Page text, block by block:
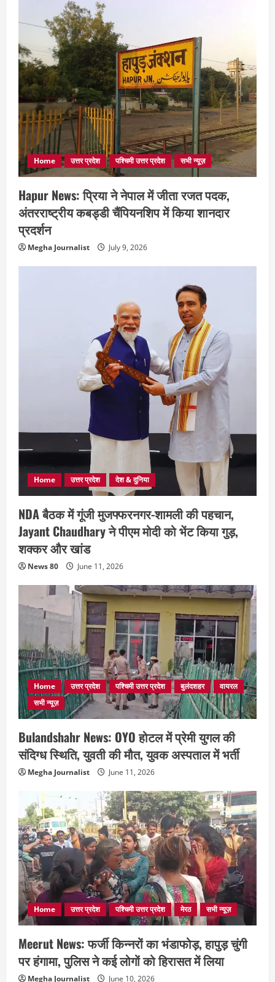
Home उत्तर प्रदेश पश्चिमी उत्तर प्रदेश सभी न्यूज़
Hapur News: प्रिया ने नेपाल में जीता रजत पदक,
अंतरराष्ट्रीय कबड्डी चैंपियनशिप में किया शानदार
प्रदर्शन
Megha Journalist July 9, 2026
Home उत्तर प्रदेश देश & दुनिया
NDA बैठक में गूंजी मुजफ्फरनगर-शामली की पहचान,
Jayant Chaudhary ने पीएम मोदी को भेंट किया गुड़,
शक्कर और खांड
News 80 June 11, 2026
Home उत्तर प्रदेश पश्चिमी उत्तर प्रदेश बुलंदशहर
वायरल
सभी न्यूज़
Bulandshahr News: OYO होटल में प्रेमी युगल की
संदिग्ध स्थिति, युवती की मौत, युवक अस्पताल में भर्ती
Megha Journalist June 11, 2026
Home उत्तर प्रदेश पश्चिमी उत्तर प्रदेश मेरठ सभी न्यूज़
Meerut News: फर्जी किन्नरों का भंडाफोड़, हापुड़ चुंगी
पर हंगामा, पुलिस ने कई लोगों को हिरासत में लिया
Megha Journalist June 10, 2026